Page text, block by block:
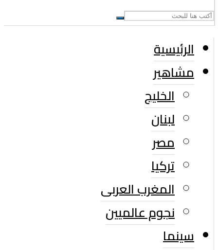
الرئيسية
مشاهير
الخليج
لبنان
مصر
تركيا
المغرب العربى
نجوم عالميين
سينما